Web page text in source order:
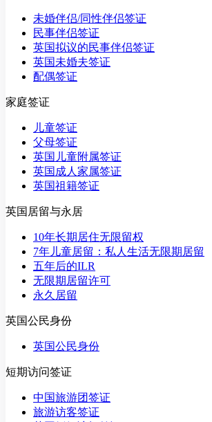
未婚伴侣/同性伴侣签证
民事伴侣签证
英国拟议的民事伴侣签证
英国未婚夫签证
配偶签证
家庭签证
儿童签证
父母签证
英国儿童附属签证
英国成人家属签证
英国祖籍签证
英国居留与永居
10年长期居住无限留权
7年儿童居留：私人生活无限期居留
五年后的ILR
无限期居留许可
永久居留
英国公民身份
英国公民身份
短期访问签证
中国旅游团签证
旅游访客签证